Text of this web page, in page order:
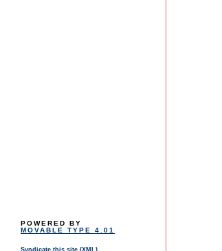
POWERED BY
MOVABLE TYPE 4.01